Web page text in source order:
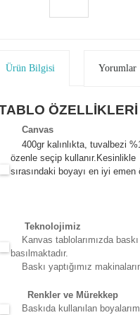
Ürün Bilgisi Yorumlar
ÖZELLİKLERİ
Canvas
400gr kalınlıkta, tuvalbezi
özenle seçip kullanır. Kesinlikle
sırasındaki boyayı en iyi
Teknolojimiz
Kanvas tablolarımızda
basılmaktadır.
Baskı yaptığımız
Renkler ve Mürekkep
Baskıda kullanılan